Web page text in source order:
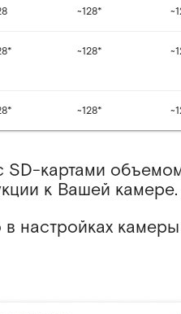
~128*
~128*
~128*
картами
к Вашей камере.
настройках камеры